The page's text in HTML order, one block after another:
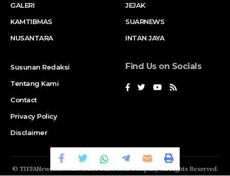
GALERI
KAMTIBMAS
NUSANTARA
JEJAK
SUARNEWS
INTAN JAYA
Susunan Redaksi
Tentang Kami
Contact
Privacy Policy
Disclaimer
Find Us on Socials
© TIFFANews Network. RAKA
Company. All Rights Reserved.